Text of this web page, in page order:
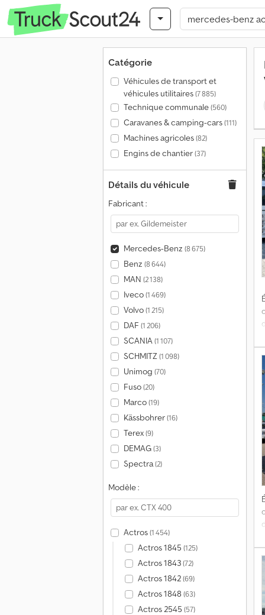
Catégorie
Véhicules de transport et
véhicules utilitaires(7 885)
Technique communale(560)
Caravanes & camping-cars(111)
Machines agricoles(82)
Engins de chantier(37)
Détails du véhicule
Fabricant :
Mercedes-Benz (8 675)
Benz (8 644)
MAN (2 138)
Iveco(1 469)
Volvo(1 215)
DAF (1 206)
SCANIA(1 107)
SCHMITZ(1 098)
Unimog (70)
Fuso(20)
Marco(19)
Kässbohrer(16)
Terex(9)
DEMAG(3)
Spectra(2)
Modèle :
Actros(1 454)
Actros 1845 (125)
Actros 1843(72)
Actros 1842(69)
Actros 1848 (63)
Actros 2545 (57)